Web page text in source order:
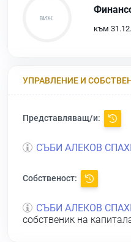
към
УПРАВЛЕНИЕ И
Представляващ/и:
СЪБИ АЛЕКОВ
Собственост:
СЪБИ АЛЕКОВ
собственик на